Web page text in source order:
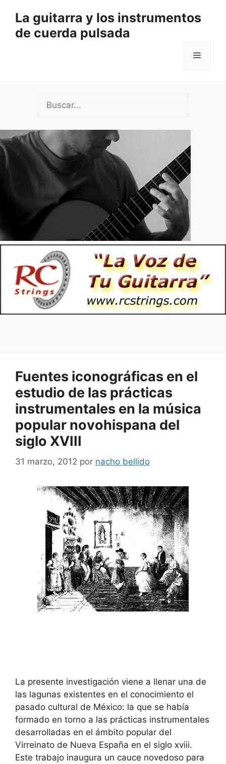
contenido
La guitarra y los instrumentos
de cuerda pulsada
Menú
Fuentes iconográficas en el
estudio de las prácticas
instrumentales en la música
popular novohispana del
siglo XVIII
31 marzo, 2012 por nacho bellido
La presente investigación viene a llenar una de
las lagunas existentes en el conocimiento el
pasado cultural de México: la que se había
formado en torno a las prácticas instrumentales
desarrolladas en el ámbito popular del
Virreinato de Nueva España en el siglo xviii.
Este trabajo inaugura un cauce novedoso para